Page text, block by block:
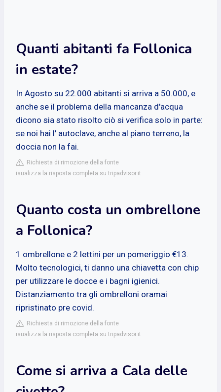
Quanti abitanti fa Follonica
in estate?
In Agosto su 22.000 abitanti si arriva a 50.000, e
anche se il problema della mancanza d'acqua
dicono sia stato risolto ciò si verifica solo in parte:
se noi hai l' autoclave, anche al piano terreno, la
doccia non la fai.
Richiesta di rimozione della fonte
isualizza la risposta completa su tripadvisor.it
Quanto costa un ombrellone
a Follonica?
1 ombrellone e 2 lettini per un pomeriggio €13.
Molto tecnologici, ti danno una chiavetta con chip
per utilizzare le docce e i bagni igienici.
Distanziamento tra gli ombrelloni oramai
ripristinato pre covid.
Richiesta di rimozione della fonte
isualizza la risposta completa su tripadvisor.it
Come si arriva a Cala delle